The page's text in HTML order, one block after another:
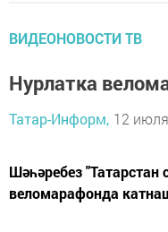
ВИДЕОНОВОСТИ ТВ
Нурлатка
Татар-Информ, 12
Шәһәребез "Татарстан
веломарафонда